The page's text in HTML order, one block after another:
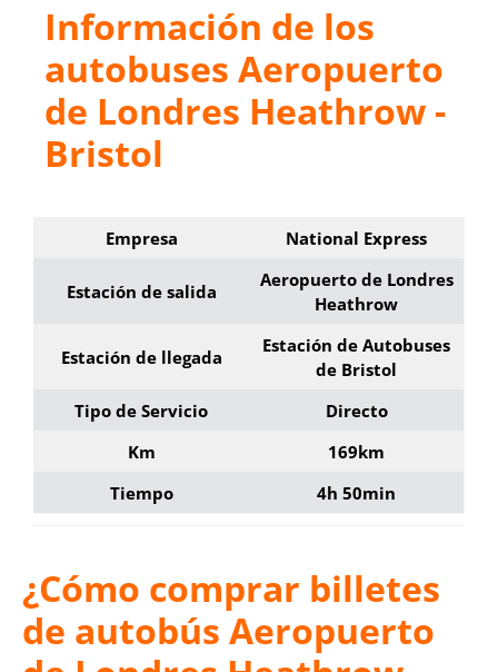
Información de los
autobuses Aeropuerto
de Londres Heathrow -
Bristol
Empresa National Express
Estación de salida
Aeropuerto de Londres
Heathrow
Estación de llegada
Estación de Autobuses
de Bristol
Tipo de Servicio
Directo
Km
169km
Tiempo
4h 50min
¿Cómo comprar billetes
de autobús Aeropuerto